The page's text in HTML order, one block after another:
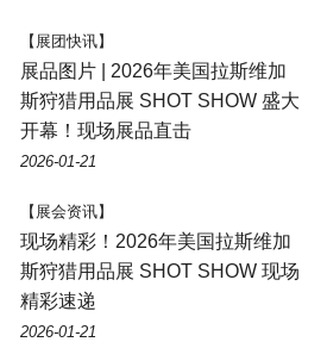
【展团快讯】
展品图片 | 2026年美国拉斯维加
斯狩猎用品展 SHOT SHOW 盛大
开幕！现场展品直击
2026-01-21
【展会资讯】
现场精彩！2026年美国拉斯维加
斯狩猎用品展 SHOT SHOW 现场
精彩速递
2026-01-21